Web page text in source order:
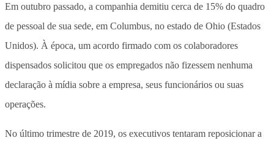
Em outubro passado, a companhia demitiu cerca de 15% do quadro
de pessoal de sua sede, em Columbus, no estado de Ohio (Estados
Unidos). À época, um acordo firmado com os colaboradores
dispensados solicitou que os empregados não fizessem nenhuma
declaração à mídia sobre a empresa, seus funcionários ou suas
operações.
No último trimestre de 2019, os executivos tentaram reposicionar a